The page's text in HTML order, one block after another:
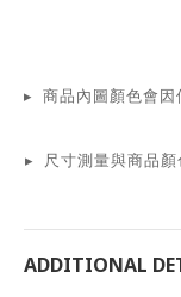
▸ 商品內圖顏色會因
▸ 尺寸測量與商品顏
ADDITIONAL